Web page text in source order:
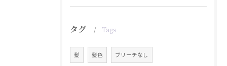
タグ Tags
髪 髪色 ブリーチなし